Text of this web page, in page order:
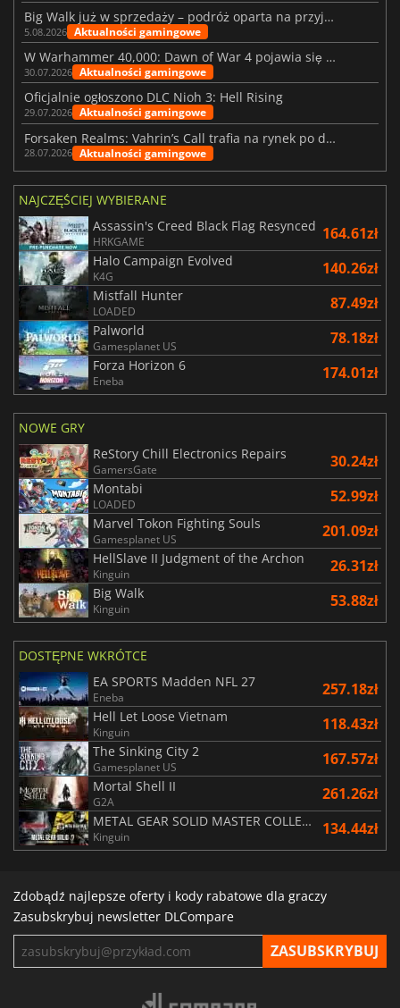
Big Walk już w sprzedaży – podróż oparta na przyjaźni
5.08.2026 Aktualności gamingowe
W Warhammer 40,000: Dawn of War 4 pojawia się frakcja Nekronów
30.07.2026 Aktualności gamingowe
Oficjalnie ogłoszono DLC Nioh 3: Hell Rising
29.07.2026 Aktualności gamingowe
Forsaken Realms: Vahrin’s Call trafia na rynek po dziesięciu latach prac
28.07.2026 Aktualności gamingowe
NAJCZĘŚCIEJ WYBIERANE
Assassin's Creed Black Flag Resynced
HRKGAME 164.61zł
Halo Campaign Evolved
K4G 140.26zł
Mistfall Hunter
LOADED 87.49zł
Palworld
Gamesplanet US 78.18zł
Forza Horizon 6
Eneba 174.01zł
NOWE GRY
ReStory Chill Electronics Repairs
GamersGate 30.24zł
Montabi
LOADED 52.99zł
Marvel Tokon Fighting Souls
Gamesplanet US 201.09zł
HellSlave II Judgment of the Archon
Kinguin 26.31zł
Big Walk
Kinguin 53.88zł
DOSTĘPNE WKRÓTCE
EA SPORTS Madden NFL 27
Eneba 257.18zł
Hell Let Loose Vietnam
Kinguin 118.43zł
The Sinking City 2
Gamesplanet US 167.57zł
Mortal Shell II
G2A 261.26zł
METAL GEAR SOLID MASTER COLLECTION Vol.2
Kinguin 134.44zł
Zdobądź najlepsze oferty i kody rabatowe dla graczy
Zasubskrybuj newsletter DLCompare